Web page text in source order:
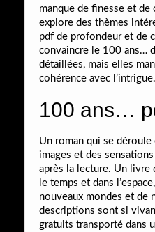
manque de finesse et
explore des thèmes
pdf de profondeur et de
convaincre le 100 ans…
détaillées, mais elles
cohérence avec l’intrigue.
100 ans…
Un roman qui se déroule
images et des
après la lecture. Un livre
le temps et dans
nouveaux mondes et de
descriptions sont si
gratuits transporté dans